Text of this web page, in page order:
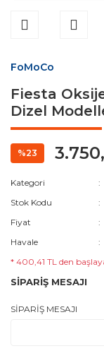
FoMoCo
Fiesta
Dizel
%23
Kategori
Stok Kodu
Fiyat
Havale
* 400,41 TL den
SİPARİŞ MESAJI
SİPARİŞ MESAJI